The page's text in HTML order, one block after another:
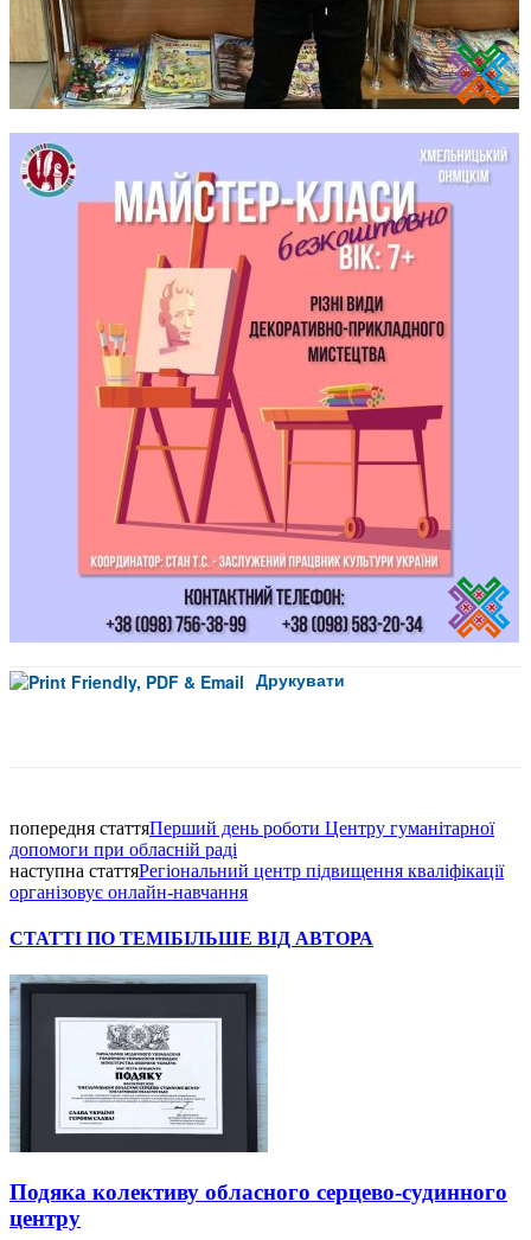
Друкувати
попередня статтяПерший день роботи Центру гуманітарної
допомоги при обласній раді
наступна статтяРегіональний центр підвищення кваліфікації
організовує онлайн-навчання
СТАТТІ ПО ТЕМІБІЛЬШЕ ВІД АВТОРА
Подяка колективу обласного серцево-судинного
центру